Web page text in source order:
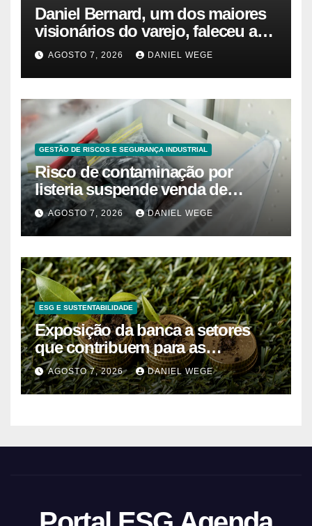
Daniel Bernard, um dos maiores
visionários do varejo, faleceu aos
80 anos – Sincovaga Notícias
AGOSTO 7, 2026 DANIEL WEGE
GESTÃO DE RISCOS E SEGURANÇA INDUSTRIAL
Risco de contaminação por
listeria suspende venda de
mirtilos em fábricas da América
do Norte – Mix Vale
AGOSTO 7, 2026 DANIEL WEGE
ESG E SUSTENTABILIDADE
Exposição da banca a setores
que contribuem para as
alterações climáticas mantém-se
nos 62%
AGOSTO 7, 2026 DANIEL WEGE